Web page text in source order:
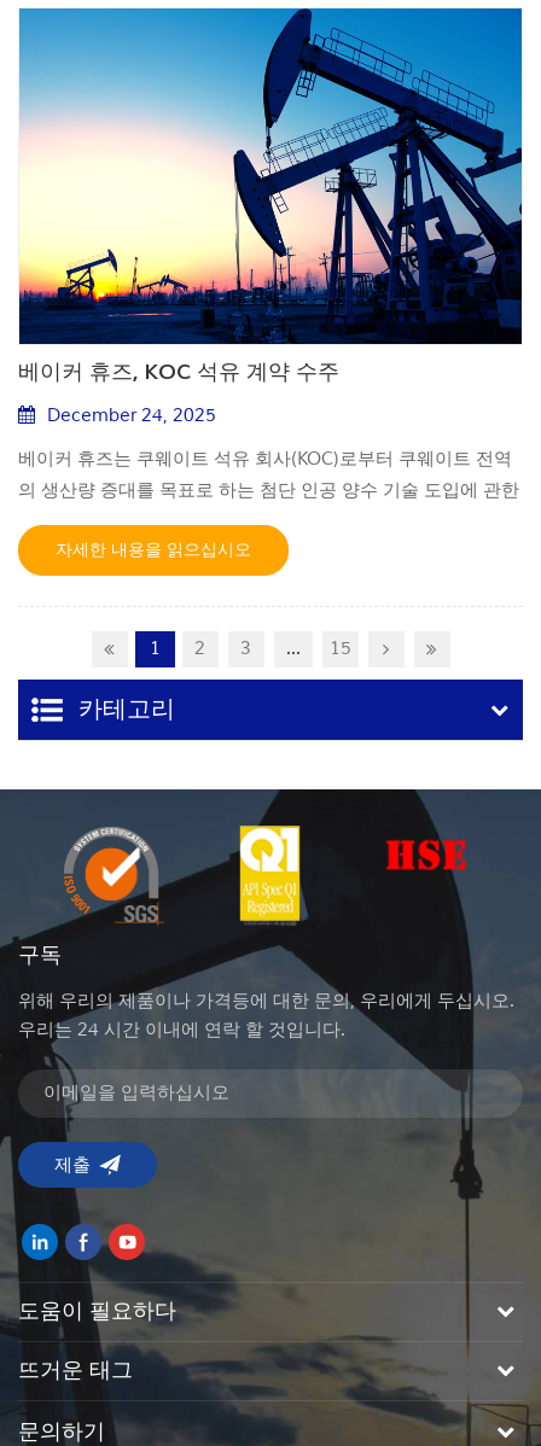
할 수 있는 제품을 제공하기 위해 노력합니다. 밀봉 솔루션 특히
가혹한 환경 조건에 적합합니다. 베이징에서 열리는 CIPPE에서
만나요! 홀 W2, W2555, 2026년 3월 26일~28일.
베이커 휴즈, KOC 석유 계약 수주
December 24, 2025
베이커 휴즈는 쿠웨이트 석유 회사(KOC)로부터 쿠웨이트 전역
의 생산량 증대를 목표로 하는 첨단 인공 양수 기술 도입에 관한
중요한 다년간 계약을 수주했습니다. oil and gas fields . This
agreement supports Kuwait's strategy to enhance recovery
along with related installation, monitoring, and
maintenance services. The systems will integrate with the
company's FusionPro and Leucipa digital solutions to
improve reliability and optimize performance. This award
Kuwait. Amerino Gatti, Executive Vice President of Oilfield
Services and Equipment at Baker Hughes, stated the
contract reflects the company's ongoing role in unlocking
value from the country's mature fields. Baker Hughes
maintains a substantial local presence, including a
dedicated 25,000-square-meter artificial lift workshop and
a recent memorandum of understanding to establish an
R&D center at the Ahmadi Innovation Valley. This new
contract follows a separate third-quarter award from KOC
for advanced wireline and perforation services. From:
https://egyptoil-gas.com/news/baker-hughes-wins-major-
koc-contact-to-boost-kuwait-oil-output/
자세한 내용을 읽으십시오
1 2 3 ... 15
카테고리
구독
위해 우리의 제품이나 가격등에 대한 문의, 우리에게 두십시오.
우리는 24 시간 이내에 연락 할 것입니다.
도움이 필요하다
뜨거운 태그
문의하기